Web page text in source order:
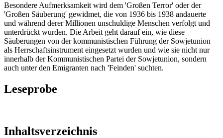
Besondere Aufmerksamkeit wird dem 'Großen Terror' oder der
'Großen Säuberung' gewidmet, die von 1936 bis 1938 andauerte
und während derer Millionen unschuldige Menschen verfolgt und
unterdrückt wurden. Die Arbeit geht darauf ein, wie diese
Säuberungen von der kommunistischen Führung der Sowjetunion
als Herrschaftsinstrument eingesetzt wurden und wie sie nicht nur
innerhalb der Kommunistischen Partei der Sowjetunion, sondern
auch unter den Emigranten nach 'Feinden' suchten.
Leseprobe
Inhaltsverzeichnis